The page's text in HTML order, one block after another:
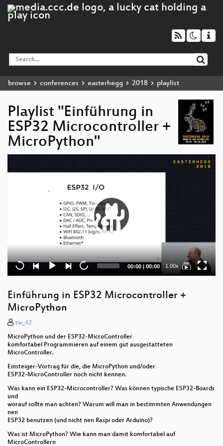
browse conferences easterhegg 2018 playlist
Playlist "Einführung in
ESP32 Microcontroller +
MicroPython"
Current
00:00 | Total
duration
00:00 1.00x
Einführung in ESP32 Microcontroller +
MicroPython
tw_42
MicroPython und der ESP32-MicroController
komfortabel Programmieren auf einem gut ausgestatteten
MicroController.
Einsteiger-Vortrag für die, die MicroPython und/oder
ESP32-MicroController noch nicht kennen.
Was kann ein ESP32-Microcontroller? Was können typische ESP32-Boards
und
worauf sollte man achten? Warum will man in bestimmten Anwendungen
nen
ESP32 benutzen (und nicht nen Raspi oder Arduino)?
Was ist MicroPython? Wie kann man damit komfortabel auf
MicroControllern